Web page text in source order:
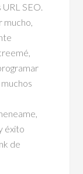
URL SEO.
mucho,
éxito
de